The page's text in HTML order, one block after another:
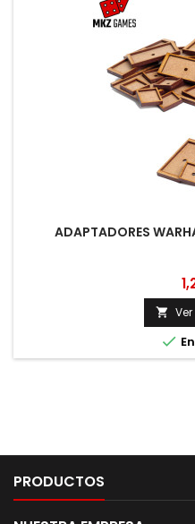
ADAPTADORES


PRODUCTOS